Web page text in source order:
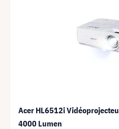
Acer HL6512i
4000 Lumen